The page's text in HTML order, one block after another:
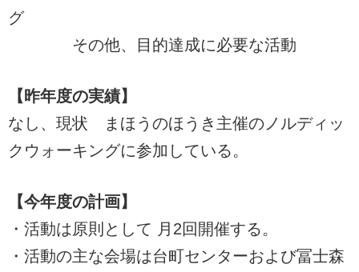
グ
その他、目的達成に必要な活動
【昨年度の実績】
なし、現状 まほうのほうき主催のノルディッ
クウォーキングに参加している。
【今年度の計画】
・活動は原則として 月2回開催する。
・活動の主な会場は台町センターおよび冨士森